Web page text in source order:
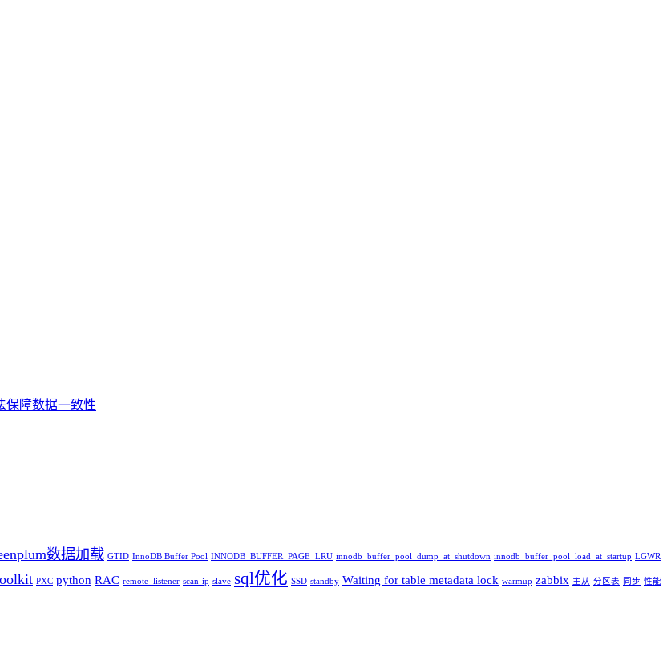
保障数据一致性
数据加载 GTID InnoDB Buffer Pool INNODB_BUFFER_PAGE_LRU innodb_buffer_pool_dump_at_shutdown innodb_buffer_pool_load_at_startup LGWR
PXC python RAC remote_listener scan-ip slave sql优化 SSD standby Waiting for table metadata lock warmup zabbix 主从 分区表 同步 性能